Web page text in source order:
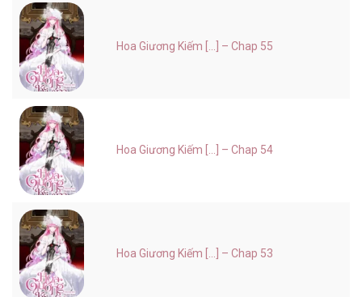
Hoa Giương Kiếm [...] – Chap 55
Hoa Giương Kiếm [...] – Chap 54
Hoa Giương Kiếm [...] – Chap 53